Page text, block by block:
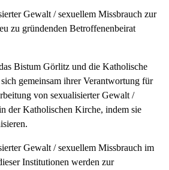
Gewalt / sexuellem Missbrauch zur
zu gründenden Betroffenenbeirat
Bistum Görlitz und die Katholische
gemeinsam ihrer Verantwortung für
von sexualisierter Gewalt /
der Katholischen Kirche, indem sie
Gewalt / sexuellem Missbrauch im
Institutionen werden zur